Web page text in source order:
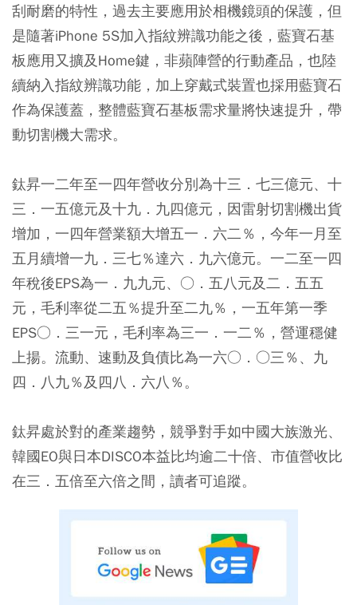
刮耐磨的特性，過去主要應用於相機鏡頭的保護， 但
是隨著iPhone 5S加入指紋辨識功能之後，藍寶石基
板應用又擴及Home鍵，非蘋陣營的行動產品，也陸
續納入指紋辨識功能，加上穿戴式裝置也採用藍寶石
作為保護蓋，整體藍寶石基板需求量將快速提升，帶
動切割機大需求。
鈦昇一二年至一四年營收分別為十三．七三億元、十
三．一五億元及十九．九四億元，因雷射切割機出貨
增加，一四年營業額大增五一．六二％，今年一月至
五月續增一九．三七％達六．九六億元。一二至一四
年稅後EPS為一．九九元、○．五八元及二．五五
元，毛利率從二五％提升至二九％，一五年第一季
EPS○．三一元，毛利率為三一．一二％，營運穩健
上揚。流動、速動及負債比為一六○．○三％、九
四．八九％及四八．六八％。
鈦昇處於對的產業趨勢，競爭對手如中國大族激光、
韓國EO與日本DISCO本益比均逾二十倍、市值營收比
在三．五倍至六倍之間，讀者可追蹤。